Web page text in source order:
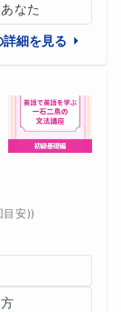
なた
詳細を見る
目安))